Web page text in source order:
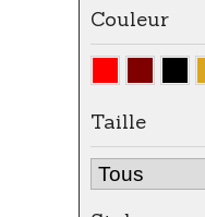
Couleur
Taille